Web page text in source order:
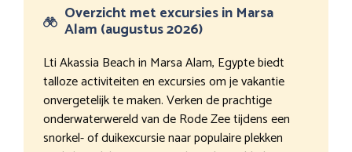
Overzicht met excursies in Marsa
Alam (augustus 2026)
Lti Akassia Beach in Marsa Alam, Egypte biedt
talloze activiteiten en excursies om je vakantie
onvergetelijk te maken. Verken de prachtige
onderwaterwereld van de Rode Zee tijdens een
snorkel- of duikexcursie naar populaire plekken